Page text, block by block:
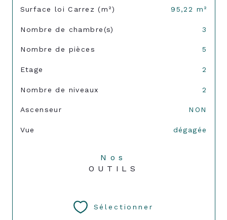
Surface loi Carrez (m²) 95,22 m²
Nombre de chambre(s) 3
Nombre de pièces 5
Etage 2
Nombre de niveaux 2
Ascenseur NON
Vue dégagée
Nos
OUTILS
Sélectionner